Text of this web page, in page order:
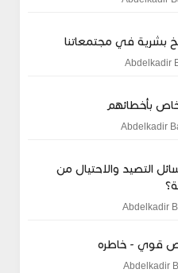
بشرية في مجتمعاتنا
بأخطائهم
التصيد والاحتيال من
قوي - خاطره